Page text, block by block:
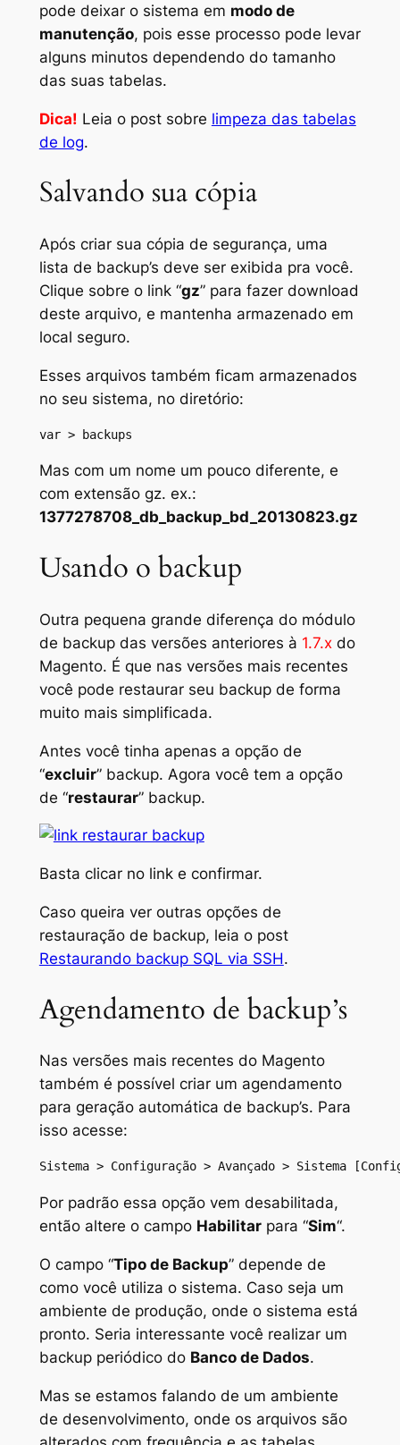
pode deixar o sistema em modo de
manutenção, pois esse processo pode levar
alguns minutos dependendo do tamanho
das suas tabelas.
Dica! Leia o post sobre limpeza das tabelas
de log.
Salvando sua cópia
Após criar sua cópia de segurança, uma
lista de backup’s deve ser exibida pra você.
Clique sobre o link “gz” para fazer download
deste arquivo, e mantenha armazenado em
local seguro.
Esses arquivos também ficam armazenados
no seu sistema, no diretório:
var > backups
Mas com um nome um pouco diferente, e
com extensão gz. ex.:
1377278708_db_backup_bd_20130823.gz
Usando o backup
Outra pequena grande diferença do módulo
de backupdas versões anteriores à 1.7.xdo
Magento. É que nas versões mais recentes
você pode restaurar seu backupde forma
muito mais simplificada.
Antes você tinha apenas a opção de
“excluir” backup. Agora você tem a opção
de “restaurar” backup.
Basta clicar no link e confirmar.
Caso queira ver outras opções de
restauração de backup, leia o post
Restaurando backup SQL via SSH.
Agendamento de backup’s
Nas versões mais recentes do Magento
também é possível criar um agendamento
para geração automática de backup’s. Para
isso acesse:
Sistema > Configuração > Avançado > Sistema
Por padrão essa opção vem desabilitada,
então altere o campo Habilitarpara “Sim“.
O campo “Tipo de Backup” depende de
como você utiliza o sistema. Caso seja um
ambiente de produção, onde o sistema está
pronto. Seria interessante você realizar um
backupperiódico do Banco de Dados.
Mas se estamos falando de um ambiente
de desenvolvimento, onde os arquivos são